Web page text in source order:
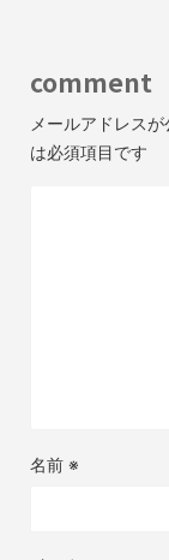
comment
メールアドレス
は必須項目です
名前 ※